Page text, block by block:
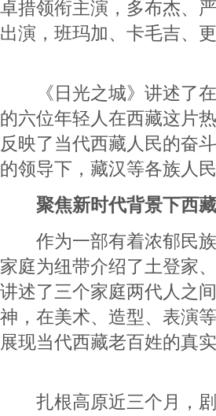
卓措领衔主演，多布杰、
出演，班玛加、卡毛吉、
《日光之城》讲述了在
的六位年轻人在西藏这片
反映了当代西藏人民的奋
的领导下，藏汉等各族人
聚焦新时代背景下西
作为一部有着浓郁民族
家庭为纽带介绍了土登家
讲述了三个家庭两代人之
神，在美术、造型、表演
展现当代西藏老百姓的真
扎根高原近三个月，剧